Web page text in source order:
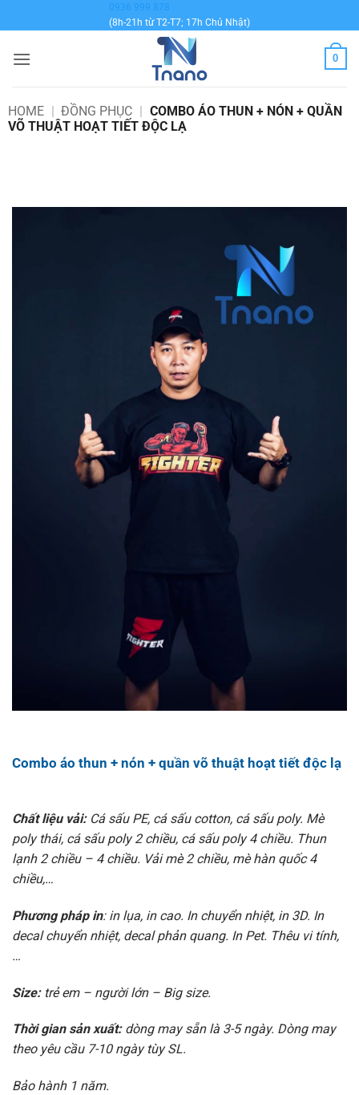
qua
dung
0936 999 878
(8h-21h từ T2-T7; 17h Chủ Nhật)
0
HOME | ĐỒNG PHỤC | COMBO ÁO THUN + NÓN + QUẦN
VÕ THUẬT HOẠT TIẾT ĐỘC LẠ
Combo áo thun + nón + quần võ thuật hoạt tiết độc lạ
Chất liệu vải:Cá sấu PE, cá sấu cotton, cá sấu poly. Mè
poly thái, cá sấu poly 2 chiều, cá sấu poly 4 chiều. Thun
lạnh 2 chiều – 4 chiều. Vải mè 2 chiều, mè hàn quốc 4
chiều,…
Phương pháp in: in lụa, in cao. In chuyển nhiệt, in 3D. In
decal chuyển nhiệt, decal phản quang. In Pet. Thêu vi tính,
…
Size:trẻ em – người lớn – Big size.
Thời gian sản xuất:dòng may sẵn là 3-5 ngày. Dòng may
theo yêu cầu 7-10 ngày tùy SL.
Bảo hành 1 năm.